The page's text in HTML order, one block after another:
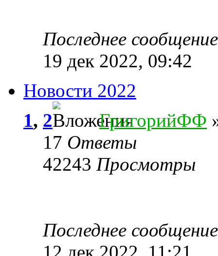
Последнее
19 дек 2022, 09:42
Новости 2022
1, 2 ГригорийФФ
17 Ответы
42243 Просмотры
Последнее